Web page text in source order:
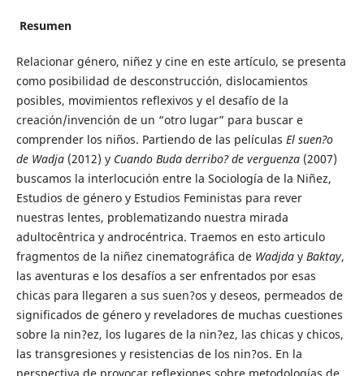
Resumen
Relacionar género, niñez y cine en este artículo, se presenta
como posibilidad de desconstrucción, dislocamientos
posibles, movimientos reflexivos y el desafío de la
creación/invención de un “otro lugar” para buscar e
comprender los niños. Partiendo de las películas El suen?o
de Wadja(2012) y Cuando Buda derribo? de verguenza (2007)
buscamos la interlocución entre la Sociología de la Niñez,
Estudios de género y Estudios Feministas para rever
nuestras lentes, problematizando nuestra mirada
adultocêntrica y androcéntrica. Traemos en esto articulo
fragmentos de la niñez cinematográfica de Wadjda y Baktay,
las aventuras e los desafíos a ser enfrentados por esas
chicas para llegaren a sus suen?os y deseos, permeados de
significados de género y reveladores de muchas cuestiones
sobre la nin?ez, los lugares de la nin?ez, las chicas y chicos,
las transgresiones y resistencias de los nin?os. En la